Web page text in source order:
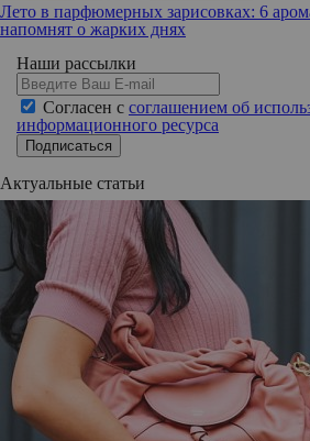
Лето в парфюмерных зарисовках: 6
напомнят о жарких днях
Наши рассылки
Согласен с соглашением об
информационного ресурса
Подписаться
Актуальные статьи